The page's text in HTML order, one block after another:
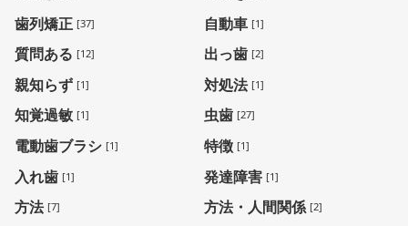
歯列矯正 [37] 自動車 [1]
質問ある [12] 出っ歯 [2]
親知らず [1] 対処法 [1]
知覚過敏 [1] 虫歯 [27]
電動歯ブラシ [1] 特徴 [1]
入れ歯 [1] 発達障害 [1]
方法 [7] 方法・人間関係 [2]